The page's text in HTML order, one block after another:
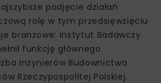
podjęcie działań
rolę w tym przedsięwzięciu
branżowe: Instytut Badawczy
funkcję głównego
Inżynierów Budownictwa
Rzeczypospolitej Polskiej.